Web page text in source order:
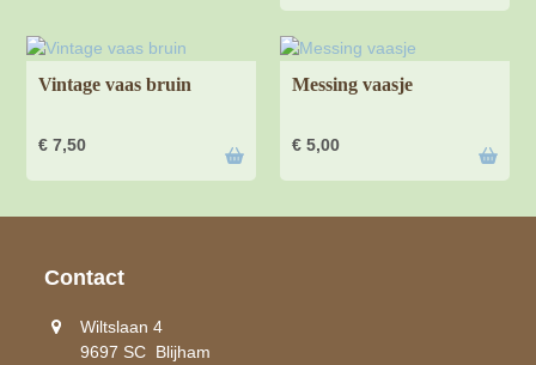
Vintage vaas bruin
€ 7,50
Messing vaasje
€ 5,00
Contact
Wiltslaan 4
9697 SC Blijham